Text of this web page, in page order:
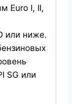
Euro I, II,
или ниже.
SG или